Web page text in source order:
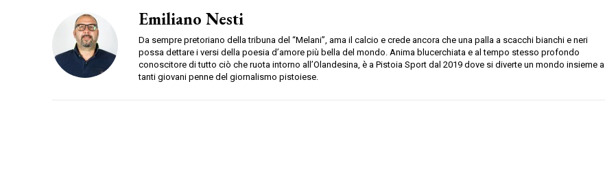
Emiliano Nesti
Da sempre pretoriano della tribuna del “Melani”, ama il calcio e crede ancora che una palla a scacchi bianchi e neri
possa dettare i versi della poesia d’amore più bella del mondo. Anima blucerchiata e al tempo stesso profondo
conoscitore di tutto ciò che ruota intorno all’Olandesina, è a Pistoia Sport dal 2019 dove si diverte un mondo insieme a
tanti giovani penne del giornalismo pistoiese.